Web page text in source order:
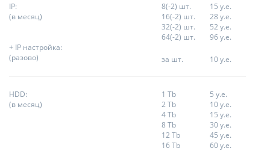
IP:
(в месяц)
8(-2) шт.
15 у.е.
16(-2) шт.
28 у.е.
32(-2) шт.
52 у.е.
64(-2) шт.
96 у.е.
+ IP настройка:
(разово)
за шт. 10 у.е.
HDD:
(в месяц)
1 Tb
5 у.е.
2 Tb
10 у.е.
4 Tb
15 у.е.
8 Tb
30 у.е.
12 Tb
45 у.е.
16 Tb
60 у.е.